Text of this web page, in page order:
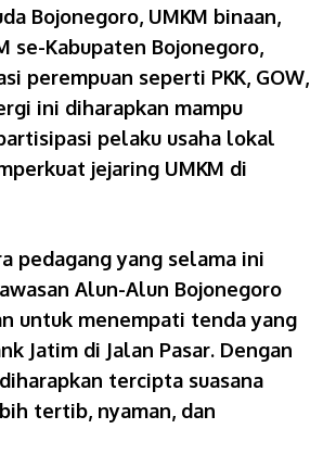
Bojonegoro, UMKM binaan,
se-Kabupaten Bojonegoro,
perempuan seperti PKK, GOW,
ini diharapkan mampu
pelaku usaha lokal
jejaring UMKM di
pedagang yang selama ini
Alun-Alun Bojonegoro
untuk menempati tenda yang
Jatim di Jalan Pasar. Dengan
tercipta suasana
tertib, nyaman, dan